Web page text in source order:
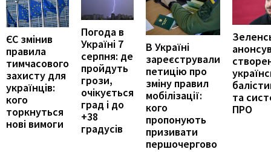
ЄС змінив
правила
тимчасового
захисту для
українців:
кого
торкнуться
нові вимоги
Погода в
Україні 7
серпня: де
пройдуть
грози,
очікується
град і до
+38
градусів
В Україні
зареєстрували
петицію про
зміну правил
мобілізації:
кого
пропонують
призивати
першочергово
та
ПРО